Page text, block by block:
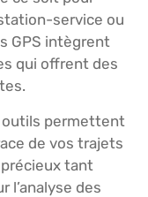
service ou
GPS intègrent
qui offrent des
outils permettent
de vos trajets
tant
l’analyse des